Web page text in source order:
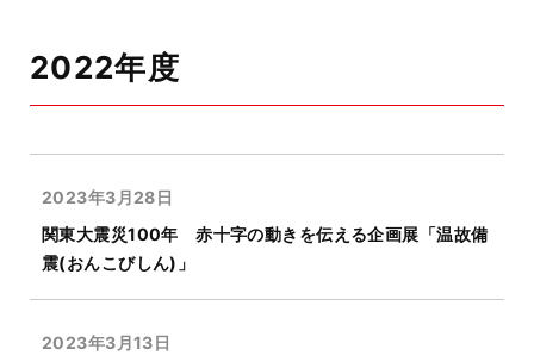
2022年度
2023年3月28日
関東大震災100年 赤十字の動きを伝える企画展「温故備
震(おんこびしん)」
2023年3月13日